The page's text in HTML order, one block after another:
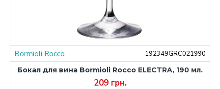
Bormioli Rocco
192349GRC021990
Бокал для вина Bormioli Rocco ELECTRA, 190 мл.
209 грн.